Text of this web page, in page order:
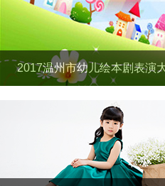
2017温州市幼儿绘本剧表演